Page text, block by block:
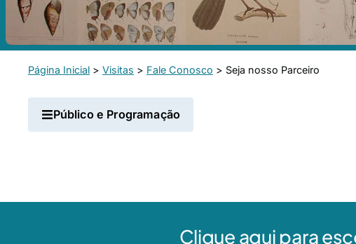
Página Inicial > Visitas > Fale Conosco > Seja nosso Parceiro
Público e Programação
Clique aqui para